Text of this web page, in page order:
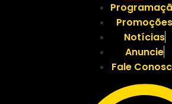
Promoções
Notícias
Anuncie
Fale